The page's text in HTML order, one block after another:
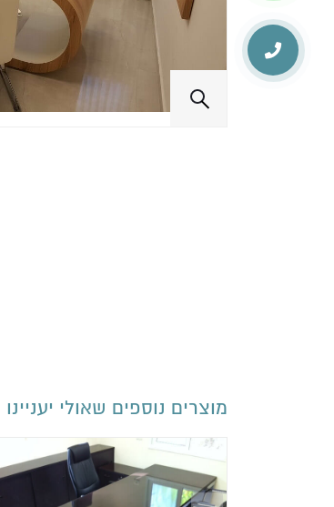
מוצרים נוספים שאולי